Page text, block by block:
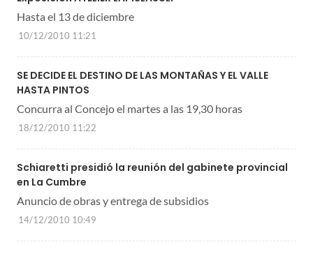
Hasta el 13 de diciembre
10/12/2010 11:21
SE DECIDE EL DESTINO DE LAS MONTAÑAS Y EL VALLE
Concurra al Concejo el martes a las 19,30 horas
18/12/2010 11:22
Schiaretti presidió la reunión del gabinete provincial
en La Cumbre
Anuncio de obras y entrega de subsidios
14/12/2010 10:49